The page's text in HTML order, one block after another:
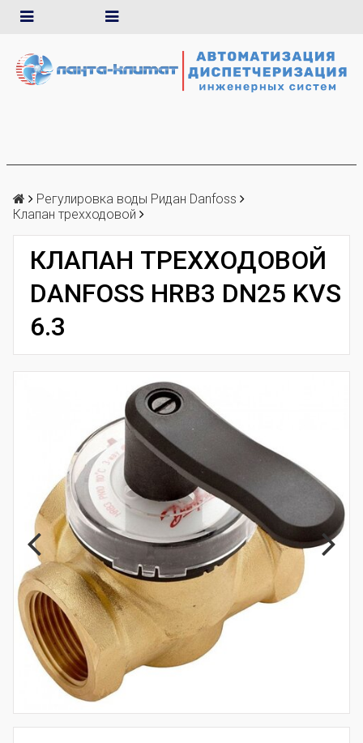
Регулировка воды Ридан Danfoss
Клапан трехходовой
КЛАПАН ТРЕХХОДОВОЙ
DANFOSS HRB3 DN25 KVS
6.3